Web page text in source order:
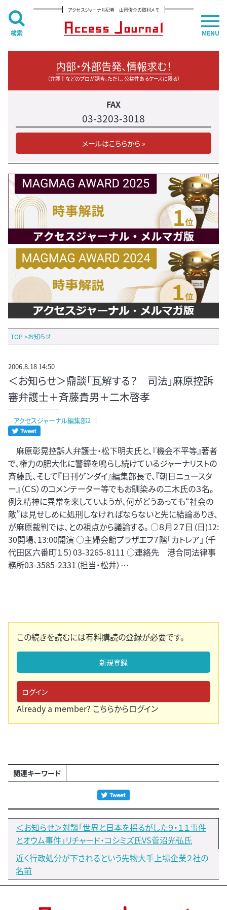
アクセスジャーナル記者 山岡俊介の取材メモ
内部・外部告発、情報求む！
（弁護士などのプロが調査。ただし、公益性あるケースに限る）
FAX
03-3203-3018
メールはこちらから »
TOP >お知らせ
2006.8.18 14:50
＜お知らせ＞鼎談「瓦解する？ 司法」麻原控訴
審弁護士＋斉藤貴男＋二木啓孝
アクセスジャーナル編集部2
麻原彰晃控訴人弁護士・松下明夫氏と、『機会不平等』著者
で、権力の肥大化に警鐘を鳴らし続けているジャーナリストの
斉藤氏、そして『日刊ゲンダイ』編集部長で、『朝日ニュースタ
ー』（ＣＳ）のコメンテーター等でもお馴染みの二木氏の３名。
例え精神に異常を来していようが、何がどうあっても“社会の
敵”は見せしめに処刑しなければならないと先に結論ありき、
が麻原裁判では、との視点から議論する。 ○８月２７日（日)12:
30開場、13:00開演 ○主婦会館プラザエフ７階「カトレア」（千
代田区六番町１５）03-3265-8111 ○連絡先 港合同法律事
務所03-3585-2331（担当・松井）…
この続きを読むには有料購読の登録が必要です。
新規登録
ログイン
Already a member? こちらからログイン
関連キーワード
＜お知らせ＞対談「世界と日本を揺るがした９・１１事件
とオウム事件」リチャード・コシミズ氏VS菅沼光弘氏
近く行政処分が下されるという先物大手上場企業２社の
名前
MENU
検索